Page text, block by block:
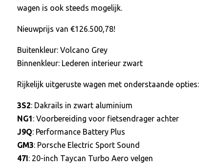
wagen is ook steeds mogelijk.
Nieuwprijs van €126.500,78!
Buitenkleur: Volcano Grey
Binnenkleur: Lederen interieur zwart
Rijkelijk uitgeruste wagen met onderstaande opties:
3S2: Dakrails in zwart aluminium
NG1: Voorbereiding voor fietsendrager achter
J9Q: Performance Battery Plus
GM3: Porsche Electric Sport Sound
47I: 20-inch Taycan Turbo Aero velgen